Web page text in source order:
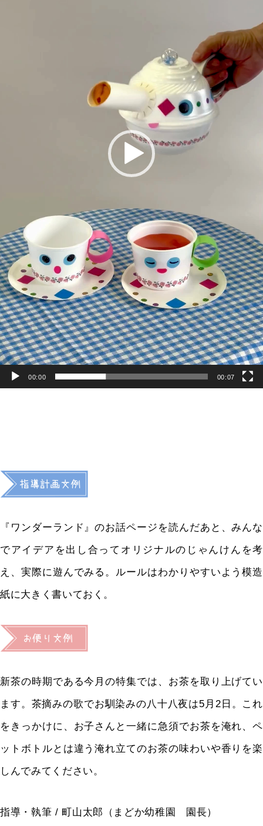
00:00 00:07
『ワンダーランド』のお話ページを読んだあと、みんな
でアイデアを出し合ってオリジナルのじゃんけんを考
え、 実際に遊んでみる。 ルールはわかりやすいよう模造
紙に大きく書いておく。
新茶の時期である今月の特集では、お茶を取り上げてい
ます。 茶摘みの歌でお馴染みの八十八夜は5 月 2 日。これ
をきっかけに、 お子さんと一緒に急須でお茶を淹れ、ペ
ットボトルとは違う淹れ立てのお茶の味わいや香りを楽
しんでみてください。
指導・執筆 / 町山太郎（まどか幼稚園 園長）